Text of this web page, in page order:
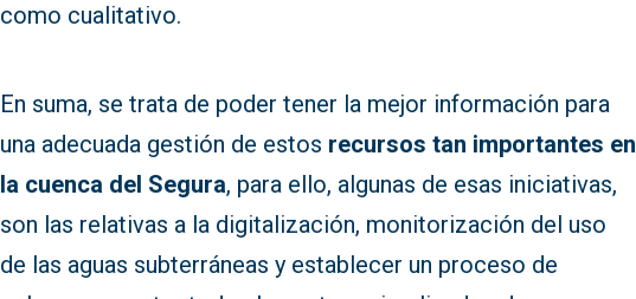
como cualitativo.
En suma, se trata de poder tener la mejor información para
una adecuada gestión de estos recursos tan importantes en
la cuenca del Segura, para ello, algunas de esas iniciativas,
son las relativas a la digitalización, monitorización del uso
de las aguas subterráneas y establecer un proceso de